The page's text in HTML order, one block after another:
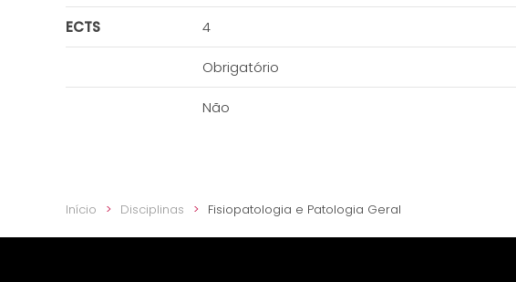
ECTS 4
Obrigatório
Não
Início Disciplinas Fisiopatologia e Patologia Geral